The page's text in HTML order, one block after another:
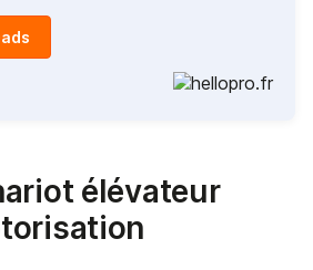
élévateur